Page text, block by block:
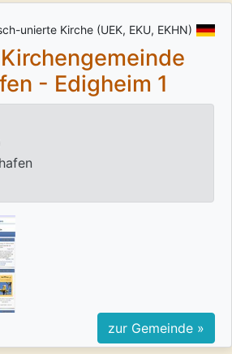
unierte Kirche (UEK, EKU, EKHN)
- Edigheim 1
zur Gemeinde »